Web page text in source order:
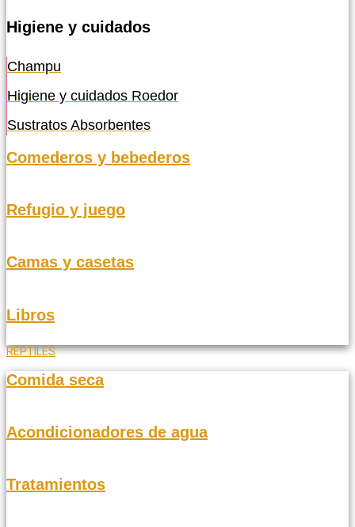
Higiene y cuidados
Champu
Higiene y cuidados Roedor
Sustratos Absorbentes
Comederos y bebederos
Refugio y juego
Camas y casetas
Libros
REPTILES
Comida seca
Acondicionadores de agua
Tratamientos